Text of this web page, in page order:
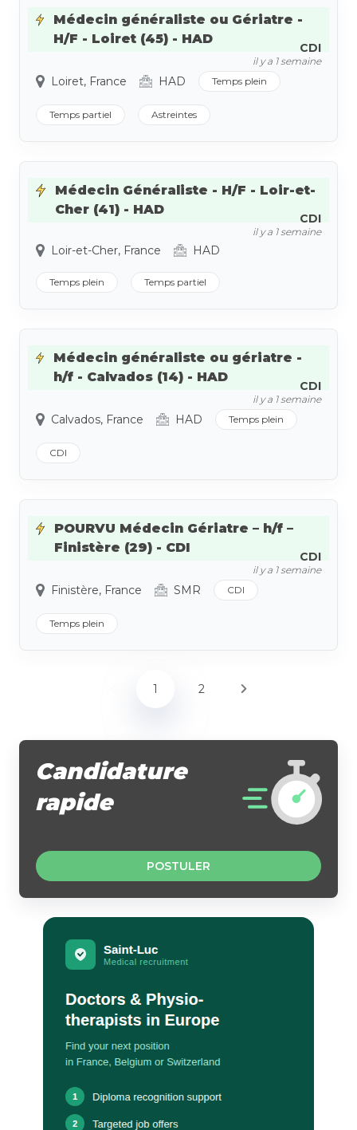
Médecin généraliste ou Gériatre -
H/F - Loiret (45) - HAD
CDI
il y a 1 semaine
Loiret, France HAD Temps plein
Temps partiel Astreintes
Médecin Généraliste - H/F - Loir-et-
Cher (41) - HAD
CDI
il y a 1 semaine
Loir-et-Cher, France HAD
Temps plein Temps partiel
Médecin généraliste ou gériatre -
h/f - Calvados (14) - HAD
CDI
il y a 1 semaine
Calvados, France HAD Temps plein
CDI
POURVU Médecin Gériatre – h/f –
Finistère (29) - CDI
CDI
il y a 1 semaine
Finistère, France SMR CDI
Temps plein
1 2
Candidature
rapide
POSTULER